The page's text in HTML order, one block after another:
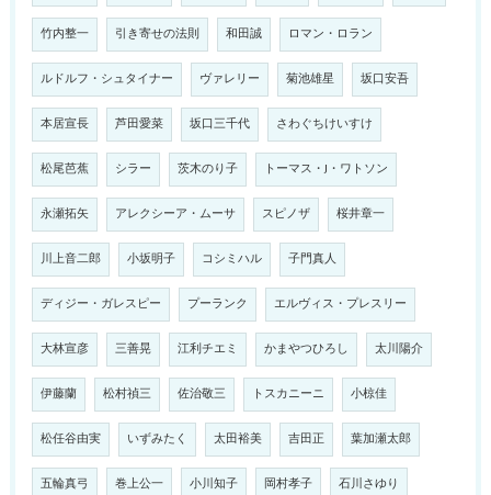
竹内整一 引き寄せの法則 和田誠 ロマン・ロラン
ルドルフ・シュタイナー ヴァレリー 菊池雄星 坂口安吾
本居宣長 芦田愛菜 坂口三千代 さわぐちけいすけ
松尾芭蕉 シラー 茨木のり子 トーマス・J・ワトソン
永瀬拓矢 アレクシーア・ムーサ スピノザ 桜井章一
川上音二郎 小坂明子 コシミハル 子門真人
ディジー・ガレスピー プーランク エルヴィス・プレスリー
大林宣彦 三善晃 江利チエミ かまやつひろし 太川陽介
伊藤蘭 松村禎三 佐治敬三 トスカニーニ 小椋佳
松任谷由実 いずみたく 太田裕美 吉田正 葉加瀬太郎
五輪真弓 巻上公一 小川知子 岡村孝子 石川さゆり